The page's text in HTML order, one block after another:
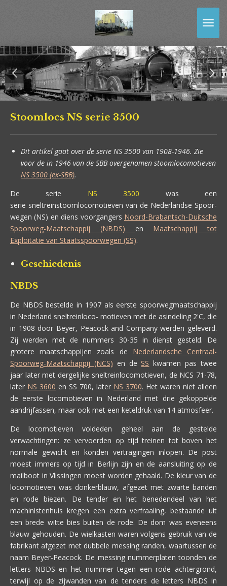
de
hoofdinhoud
Stoomlocs NS serie 3500
Dit artikel gaat over de serie NS 3500 van 1908-1946. Zie
voor de in 1946 van de SBB overgenomen stoomlocomotieven
NS 3500 (ex-SBB).
De serie NS 3500 was een
serie sneltreinstoomlocomotieven van de Nederlandse Spoor-
wegen (NS) en diens voorgangers Noord-Brabantsch-Duitsche
Spoorweg-Maatschappij (NBDS) en Maatschappij tot
Exploitatie van Staatsspoorwegen (SS).
Geschiedenis
NBDS
De NBDS bestelde in 1907 als eerste spoorwegmaatschappij
in Nederland sneltreinloco- motieven met de asindeling 2'C, die
in 1908 door Beyer, Peacock and Company werden geleverd.
Zij werden met de nummers 30-35 in dienst gesteld. De
grotere maatschappijen zoals de Nederlandsche Centraal-
Spoorweg-Maatschappij (NCS) en de SS kwamen pas twee
jaar later met dergelijke sneltreinlocomotieven, de NCS 71-78,
later NS 3600 en SS 700, later NS 3700. Het waren niet alleen
de eerste locomotieven in Nederland met drie gekoppelde
aandrijfassen, maar ook met een keteldruk van 14 atmosfeer.
De locomotieven voldeden geheel aan de gestelde
verwachtingen: ze vervoerden op tijd treinen tot boven het
normale gewicht en konden vertragingen inlopen. De post
moest immers op tijd in Berlijn zijn en de aansluiting op de
mailboot in Vlissingen moest worden gehaald. De kleur van de
locomotieven was donkerblauw, afgezet met zwarte banden
en rode biezen. De tender en het benedendeel van het
machinistenhuis kregen een extra verfraaiing, bestaande uit
een brede witte bies buiten de rode. De dom was eveneens
blauw gehouden. De wielkasten waren volgens gebruik van de
fabrikant afgezet met dubbele messing randen, waartussen de
naam Beyer-Peacock. De messing nummerplaten toonden de
letters NBDS en het nummer tegen een rode achtergrond,
terwijl op de zijwanden van de tenders de letters NBDS in